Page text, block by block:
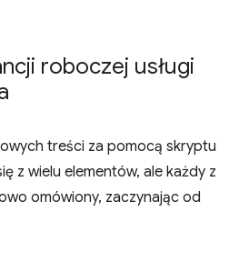
roboczej usługi
treści za pomocą skryptu
z wielu elementów, ale każdy z
omówiony, zaczynając od